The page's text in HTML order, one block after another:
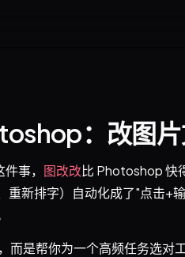
：改图片
事， 图改改比 Photoshop 快
重新排字）自动化成了"点击+
是帮你为一个高频任务选对工